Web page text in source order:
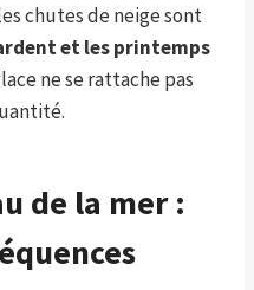
chutes de neige sont
et les printemps
ne se rattache pas
de la mer :